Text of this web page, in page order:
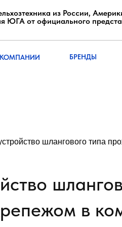
из России,
ЮГА от официального
БРЕНДЫ
БРЭНДЫ
шлангового типа
в